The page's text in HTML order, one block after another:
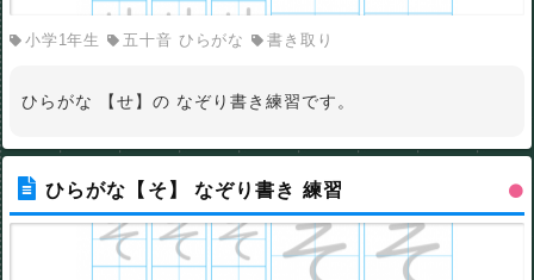
小学1年生 五十音 ひらがな 書き取り
ひらがな 【せ】の なぞり書き練習です。
ひらがな【そ】 なぞり書き 練習